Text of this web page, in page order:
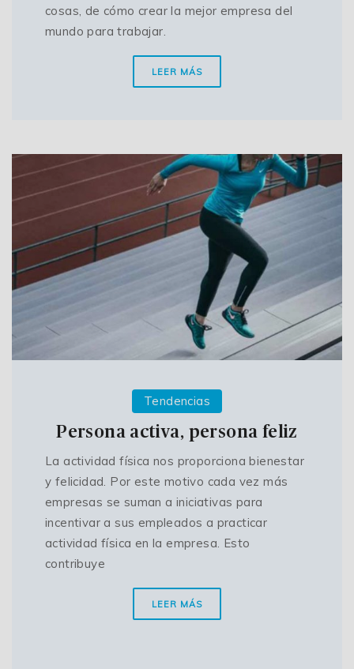
cosas, de cómo crear la mejor empresa del
mundo para trabajar.
LEER MÁS
Tendencias
Persona activa, persona feliz
La actividad física nos proporciona bienestar
y felicidad. Por este motivo cada vez más
empresas se suman a iniciativas para
incentivar a sus empleados a practicar
actividad física en la empresa. Esto
contribuye
LEER MÁS